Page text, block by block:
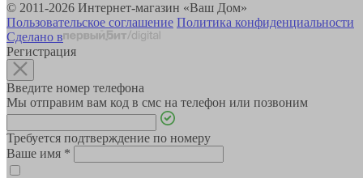
© 2011-2026 Интернет-магазин «Ваш Дом»
Пользовательское соглашение Политика конфиденциальности
Сделано в
Регистрация
Введите номер телефона
Мы отправим вам код в смс на телефон или позвоним
Требуется подтверждение по номеру
Ваше имя *